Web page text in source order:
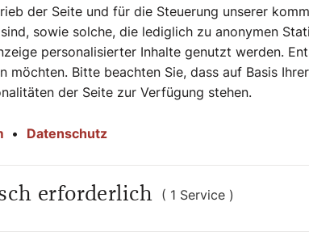
der Seite und für die Steuerung unserer
sowie solche, die lediglich zu anonymen
personalisierter Inhalte genutzt werden.
möchten. Bitte beachten Sie, dass auf Basis
der Seite zur Verfügung stehen.
• Datenschutz
erforderlich ( 1 Service )